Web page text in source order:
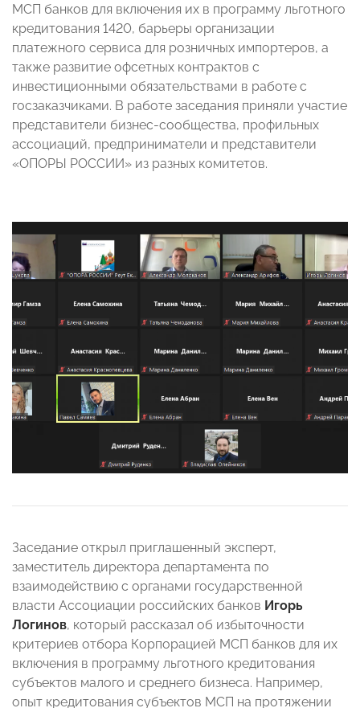
МСП банков для включения их в программу льготного
кредитования 1420, барьеры организации
платежного сервиса для розничных импортеров, а
также развитие офсетных контрактов с
инвестиционными обязательствами в работе с
госзаказчиками. В работе заседания приняли участие
представители бизнес-сообщества, профильных
ассоциаций, предприниматели и представители
«ОПОРЫ РОССИИ» из разных комитетов.
Заседание открыл приглашенный эксперт,
заместитель директора департамента по
взаимодействию с органами государственной
власти Ассоциации российских банков Игорь
Логинов, который рассказал об избыточности
критериев отбора Корпорацией МСП банков для их
включения в программу льготного кредитования
субъектов малого и среднего бизнеса. Например,
опыт кредитования субъектов МСП на протяжении